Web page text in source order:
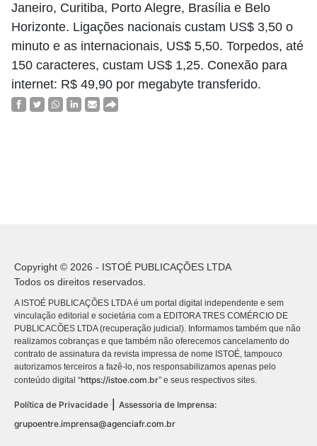
Janeiro, Curitiba, Porto Alegre, Brasília e Belo
Horizonte. Ligações nacionais custam US$ 3,50 o
minuto e as internacionais, US$ 5,50. Torpedos, até
150 caracteres, custam US$ 1,25. Conexão para
internet: R$ 49,90 por megabyte transferido.
Copyright © 2026 - ISTOÉ PUBLICAÇÕES LTDA
Todos os direitos reservados.
A ISTOÉ PUBLICAÇÕES LTDA é um portal digital independente e sem
vinculação editorial e societária com a EDITORA TRES COMÉRCIO DE
PUBLICACÕES LTDA (recuperação judicial). Informamos também que não
realizamos cobranças e que também não oferecemos cancelamento do
contrato de assinatura da revista impressa de nome ISTOÉ, tampouco
autorizamos terceiros a fazê-lo, nos responsabilizamos apenas pelo
conteúdo digital “https://istoe.com.br” e seus respectivos sites.
Política de Privacidade
Assessoria de Imprensa:
grupoentre.imprensa@agenciafr.com.br